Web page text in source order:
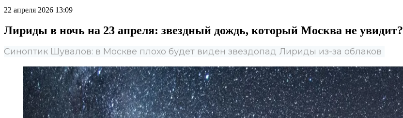
22 апреля 2026 13:09
Лириды в ночь на 23 апреля: звездный дождь, который Москва не увидит?
Синоптик Шувалов: в Москве плохо будет виден звездопад Лириды из-за облаков